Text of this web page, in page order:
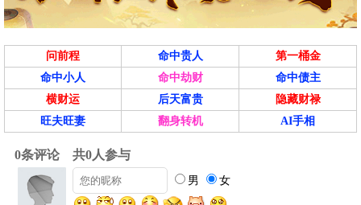
问前程 命中贵人
第一桶金
命中小人
命中劫财
命中债主
横财运
后天富贵
隐藏财禄
旺夫旺妻
翻身转机 AI手相